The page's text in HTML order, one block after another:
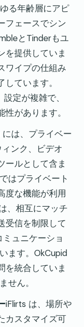
る年齢層にアピ
フェースでシン
とTinderもユ
を提供していま
ワイプの仕組み
ています。
定が複雑で、
があります。
には、プライベー
ンク、ビデオ
ールとして含ま
はプライベート
度な機能が利用
、相互にマッチ
受信を制限して
ュニケーショ
ます。OkCupid
を統合していま
せん。
iFlirts は、場所や
カスタマイズ可